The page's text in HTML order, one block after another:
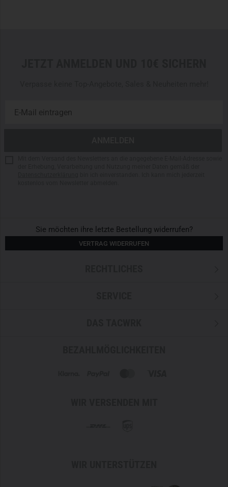
Sie möchten ihre letzte Bestellung widerrufen?
VERTRAG WIDERRUFEN